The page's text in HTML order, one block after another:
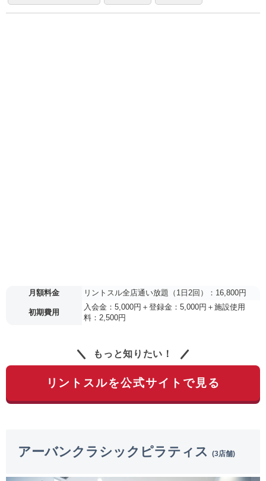
月額料金 リントスル全店通い放題（1日2回）：16,800円
初期費用
入会金：5,000円＋登録金：5,000円＋施設使用
料：2,500円
もっと知りたい！
リントスルを公式サイトで見る
アーバンクラシックピラティス (3店舗)